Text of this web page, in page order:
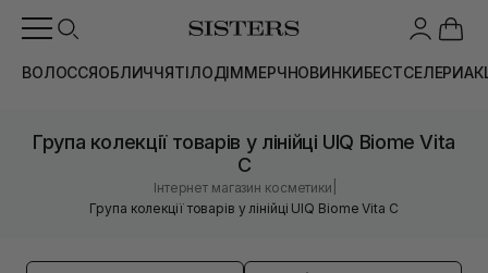
ВОЛОССЯОБЛИЧЧЯТІЛОДІММЕРЧНОВИНКИБЕСТСЕЛЕРИ
Група колекції товарів у лінійці UIQ Biome Vita
C
Інтернет магазин косметики
Група колекції товарів у лінійці UIQ Biome Vita C